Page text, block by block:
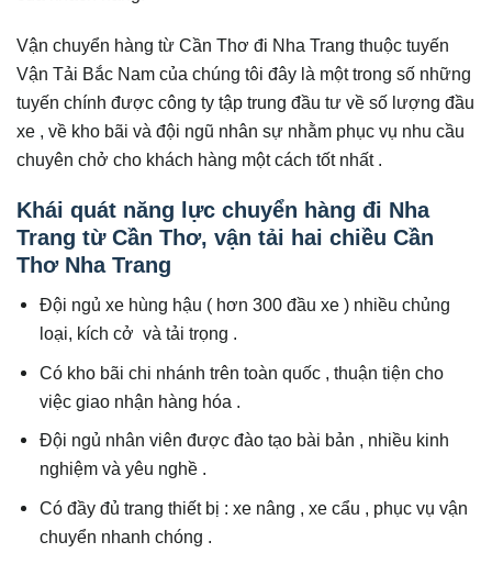
Vận chuyển hàng từ Cần Thơ đi Nha Trang thuộc tuyến
Vận Tải Bắc Nam của chúng tôi đây là một trong số những
tuyến chính được công ty tập trung đầu tư về số lượng đầu
xe , về kho bãi và đội ngũ nhân sự nhằm phục vụ nhu cầu
chuyên chở cho khách hàng một cách tốt nhất .
Khái quát năng lực chuyển hàng đi Nha
Trang từ Cần Thơ, vận tải hai chiều Cần
Thơ Nha Trang
Đội ngủ xe hùng hậu ( hơn 300 đầu xe ) nhiều chủng
loại, kích cở và tải trọng .
Có kho bãi chi nhánh trên toàn quốc , thuận tiện cho
việc giao nhận hàng hóa .
Đội ngủ nhân viên được đào tạo bài bản , nhiều kinh
nghiệm và yêu nghề .
Có đầy đủ trang thiết bị : xe nâng , xe cẩu , phục vụ vận
chuyển nhanh chóng .